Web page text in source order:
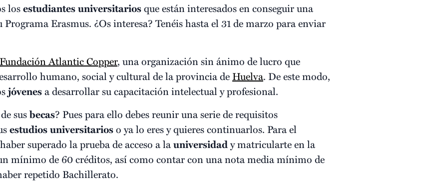
losestudiantesuniversitariosque están interesados en conseguir una
Erasmus. ¿Os interesa? Tenéis hasta el 31 de marzo para enviar
Fundación Atlantic Copper, una organización sin ánimo de lucro que
humano, social y cultural de la provincia de Huelva. De este modo,
jóvenesa desarrollar su capacitación intelectual y profesional.
susbecas? Pues para ello debes reunir una serie de requisitos
estudiosuniversitarioso ya lo eres y quieres continuarlos. Para el
superado la prueba de acceso a launiversidady matricularte en la
mínimo de 60 créditos, así como contar con una nota media mínimo de
repetido Bachillerato.